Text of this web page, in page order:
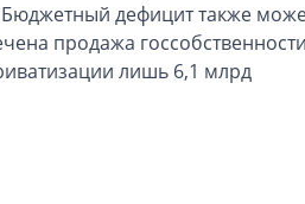
дефицит также
продажа
лишь 6,1 млрд